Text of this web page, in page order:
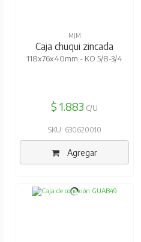
MJM
Caja chuqui zincada
118x76x40mm - KO 5/8-3/4
$ 1.883 C/U
SKU: 630620010
Agregar